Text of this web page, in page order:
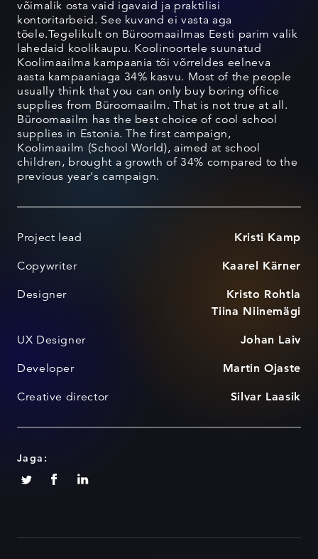
võimalik osta vaid igavaid ja praktilisi
kontoritarbeid. See kuvand ei vasta aga
tõele.Tegelikult on Büroomaailmas Eesti parim valik
lahedaid koolikaupu. Koolinoortele suunatud
Koolimaailma kampaania tõi võrreldes eelneva
aasta kampaaniaga 34% kasvu. Most of the people
usually think that you can only buy boring office
supplies from Büroomaailm. That is not true at all.
Büroomaailm has the best choice of cool school
supplies in Estonia. The first campaign,
Koolimaailm (School World), aimed at school
children, brought a growth of 34% compared to the
previous year's campaign.
Project lead Kristi Kamp
Copywriter Kaarel Kärner
Designer
Kristo Rohtla
Tiina Niinemägi
UX Designer Johan Laiv
Developer Martin Ojaste
Creative director Silvar Laasik
Jaga: